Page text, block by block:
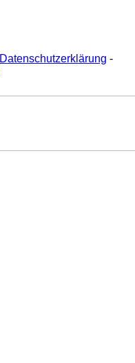
Datenschutzerklärung -